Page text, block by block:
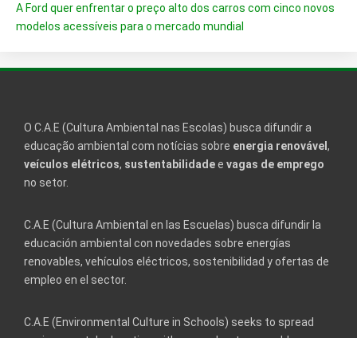
A Ford quer enfrentar o preço alto dos carros com cinco novos
modelos acessíveis para o mercado mundial
O C.A.E (Cultura Ambiental nas Escolas) busca difundir a
educação ambiental com notícias sobre energia renovável ,
veículos elétricos, sustentabilidadee vagas de emprego
no setor.
C.A.E (Cultura Ambiental en las Escuelas) busca difundir la
educación ambiental con novedades sobre energías
renovables, vehículos eléctricos, sostenibilidad y ofertas de
empleo en el sector.
C.A.E (Environmental Culture in Schools) seeks to spread